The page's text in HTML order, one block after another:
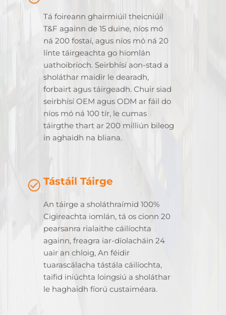
Tá foireann ghairmiúil theicniúil
T&F againn de 15 duine, níos mó
ná 200 fostaí, agus níos mó ná 20
línte táirgeachta go hiomlán
uathoibríoch. Seirbhísí aon-stad a
sholáthar maidir le dearadh,
forbairt agus táirgeadh. Chuir siad
seirbhísí OEM agus ODM ar fáil do
níos mó ná 100 tír, le cumas
táirgthe thart ar 200 milliún bileog
in aghaidh na bliana.
Tástáil Táirge
An táirge a sholáthraímid 100%
Cigireachta iomlán, tá os cionn 20
pearsanra rialaithe cáilíochta
againn, freagra iar-díolacháin 24
uair an chloig, An féidir
tuarascálacha tástála cáilíochta,
taifid iniúchta loingsiú a sholáthar
le haghaidh fíorú custaiméara.